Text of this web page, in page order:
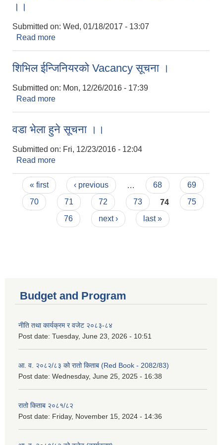
।।
Submitted on: Wed, 01/18/2017 - 13:07
Read more
शिभिल ईन्जिनियरको Vacancy सूचना ।
Submitted on: Mon, 12/26/2016 - 17:39
Read more
वडा भेला हुने सूचना ।।
Submitted on: Fri, 12/23/2016 - 12:04
Read more
Pages
« first ‹ previous 68
69
70
71 72 73 74
75
76
next › last »
Budget and Program
नीति तथा कार्यक्रम र वजेट २०८३-८४
Post date: Tuesday, June 23, 2026 - 10:51
आ. व. २०८२/८३ को रातो किताब (Red Book - 2082/83)
Post date: Wednesday, June 25, 2025 - 16:38
रातो किताब २०८१/८२
Post date: Friday, November 15, 2024 - 14:36